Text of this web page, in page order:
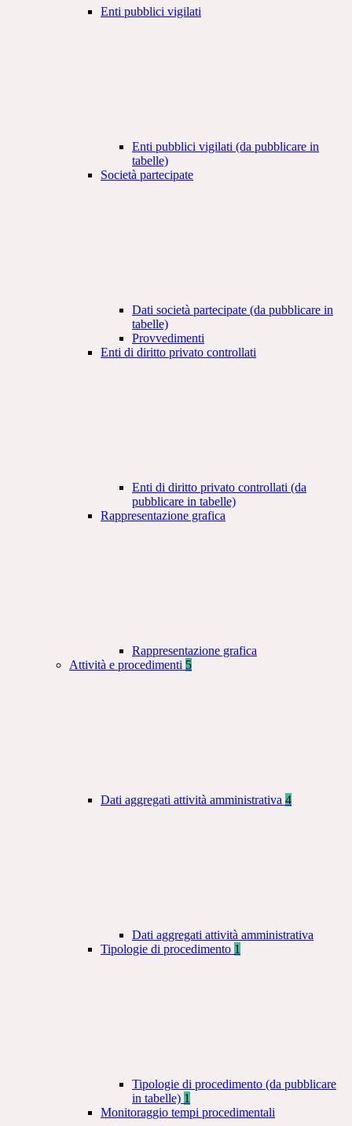
Enti pubblici vigilati
Enti pubblici vigilati (da pubblicare in
tabelle)
Società partecipate
Dati società partecipate (da pubblicare in
tabelle)
Provvedimenti
Enti di diritto privato controllati
Enti di diritto privato controllati (da
pubblicare in tabelle)
Rappresentazione grafica
Rappresentazione grafica
Attività e procedimenti 5
Dati aggregati attività amministrativa 4
Dati aggregati attività amministrativa
Tipologie di procedimento 1
Tipologie di procedimento (da pubblicare
in tabelle) 1
Monitoraggio tempi procedimentali